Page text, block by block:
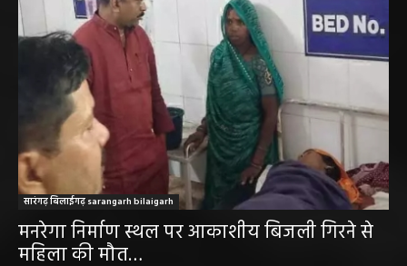
सारंगढ़ बिलाईगढ़ sarangarh bilaigarh
मनरेगा निर्माण स्थल पर आकाशीय बिजली गिरने से
महिला की मौत…